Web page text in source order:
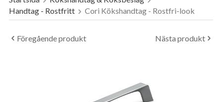
Produkten har blivit tillagd i varukorgen
Handtag - Rostfritt
Cori Kökshandtag - Rostfri-look
Föregående produkt Nästa produkt